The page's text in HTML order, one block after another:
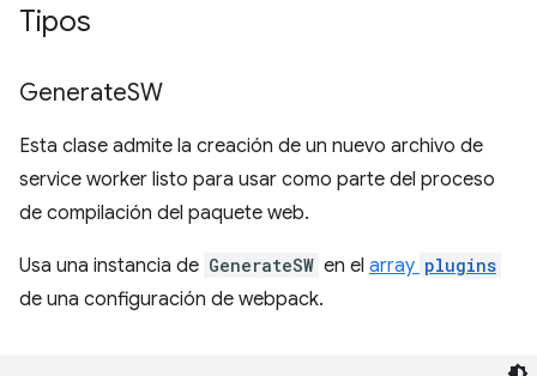
Tipos
GenerateSW
Esta clase admite la creación de un nuevo archivo de
service worker listo para usar como parte del proceso
de compilación del paquete web.
Usa una instancia de GenerateSW en el array plugins
de una configuración de webpack.